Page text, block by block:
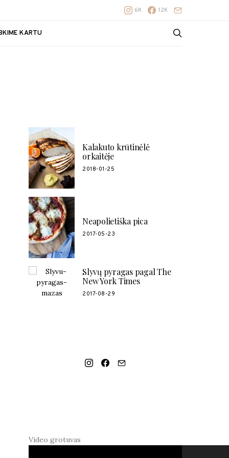
6K 12K
KARTU
Kalakuto krūtinėlė
orkaitėje
2018-01-25
Neapolietiška pica
2017-05-23
Slyvų pyragas pagal The
New York Times
2017-08-29
Video grotuvas